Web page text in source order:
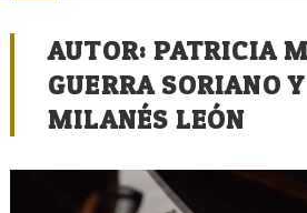
AUTOR:PATRICIA
GUERRA SORIANO
MILANÉS LEÓN